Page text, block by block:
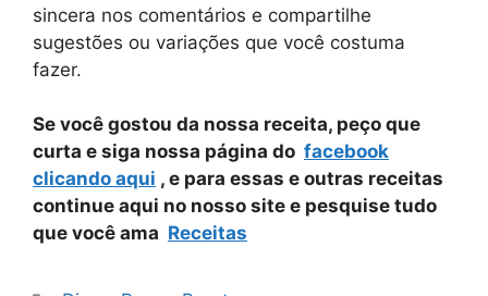
sincera nos comentários e compartilhe
sugestões ou variações que você costuma
fazer.
Se você gostou da nossa receita, peço que
curta e siga nossa página do facebook
clicando aqui , e para essas e outras receitas
continue aqui no nosso site e pesquise tudo
que você ama Receitas